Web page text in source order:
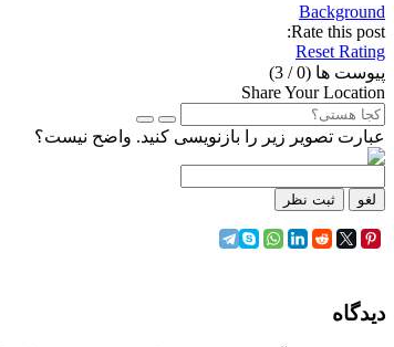
Background
Rate this post:
Reset Rating
پیوست ها (0
/ 3)
Share Your Location
عبارت تصویر زیر را بازنویسی کنید. واضح نیست؟
لغو ثبت نظر
دیدگاه